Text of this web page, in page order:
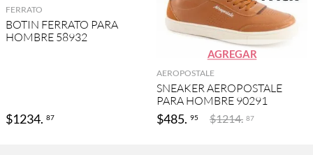
FERRATO
BOTIN FERRATO PARA
HOMBRE 58932
$1234. 87
AGREGAR
AEROPOSTALE
SNEAKER AEROPOSTALE
PARA HOMBRE 90291
$485. 95 $1214. 87